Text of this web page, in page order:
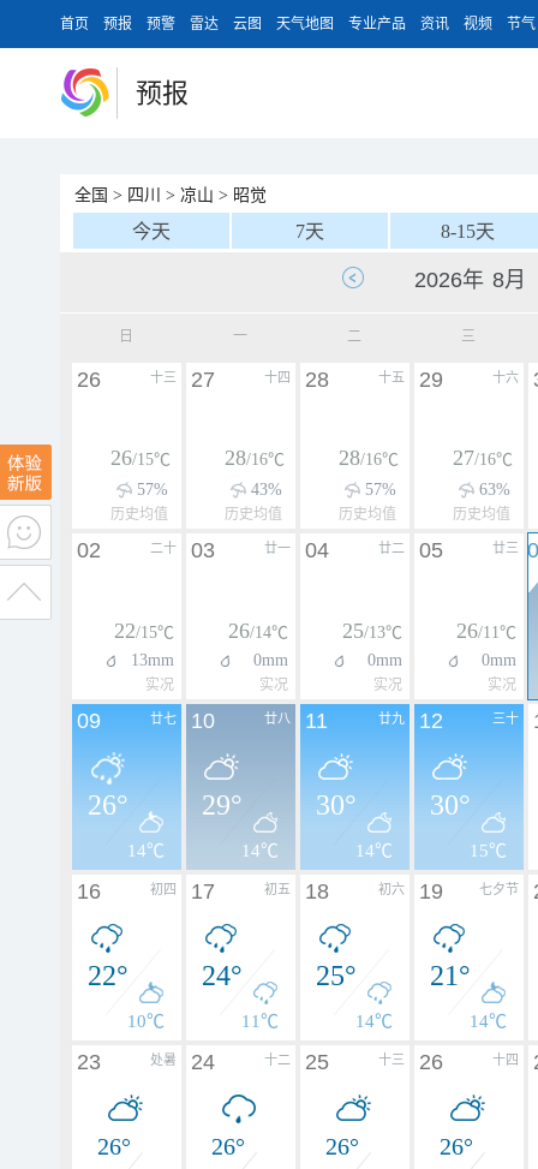
首页 预报 预警 雷达 云图 天气地图 专业产品 资讯 视频 节气
预报
全国 > 四川 > 凉山 > 昭觉
今天 7天 8-15天
日 一 二 三
十三
26
26/15℃
57%
历史均值
十四
27
28/16℃
43%
历史均值
十五
28
28/16℃
57%
历史均值
十六
29
27/16℃
63%
历史均值
二十
02
22/15℃
13mm
实况
廿一
03
26/14℃
0mm
实况
廿二
04
25/13℃
0mm
实况
廿三
05
26/11℃
0mm
实况
廿七
09
26°
14℃
廿八
10
29°
14℃
廿九
11
30°
14℃
三十
12
30°
15℃
初四
16
22°
10℃
初五
17
24°
11℃
初六
18
25°
14℃
七夕节
19
21°
14℃
处暑
23
26°
十二
24
26°
十三
25
26°
十四
26
26°